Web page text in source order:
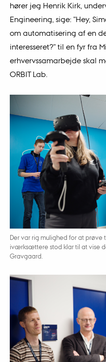
Der var rig mulighed for at
iværksættere stod klar til at vise
Gravgaard.
hører jeg Henrik Kirk,
Engineering, sige: "Hey,
om automatisering af en
interesseret?" til en fyr fra
erhvervssamarbejde skal
ORBIT Lab.